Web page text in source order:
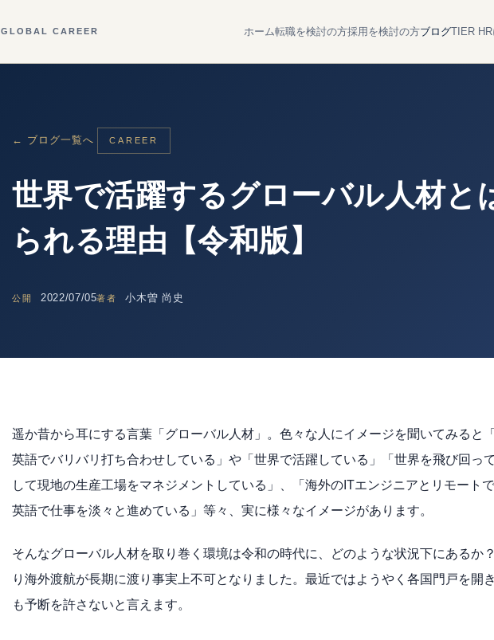
GLOBAL CAREER ホーム転職を検討の方採用を検討の方ブログTIER
← ブログ一覧へ CAREER
世界で活躍するグローバル人材と
られる理由【令和版】
公開 2022/07/05著者 小木曽 尚史
遥か昔から耳にする言葉「グローバル人材」。色々な人にイメージを聞いてみると
英語でバリバリ打ち合わせしている」や「世界で活躍している」「世界を飛び回っ
して現地の生産工場をマネジメントしている」、「海外のITエンジニアとリモート
英語で仕事を淡々と進めている」等々、実に様々なイメージがあります。
そんなグローバル人材を取り巻く環境は令和の時代に、どのような状況下にあるか
り海外渡航が長期に渡り事実上不可となりました。最近ではようやく各国門戸を開
も予断を許さないと言えます。